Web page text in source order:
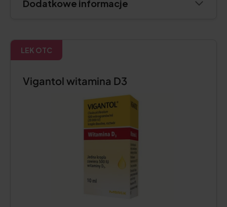
Dodatkowe informacje
LEK OTC
Vigantol witamina D3